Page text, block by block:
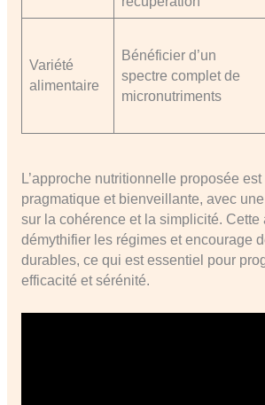
Variété
alimentaire
Bénéficier d’un
spectre complet de
micronutriments
L’approche nutritionnelle proposée
pragmatique et bienveillante, avec
sur la cohérence et la simplicité. Cette
démythifier les régimes et encourage
durables, ce qui est essentiel pour
efficacité et sérénité.